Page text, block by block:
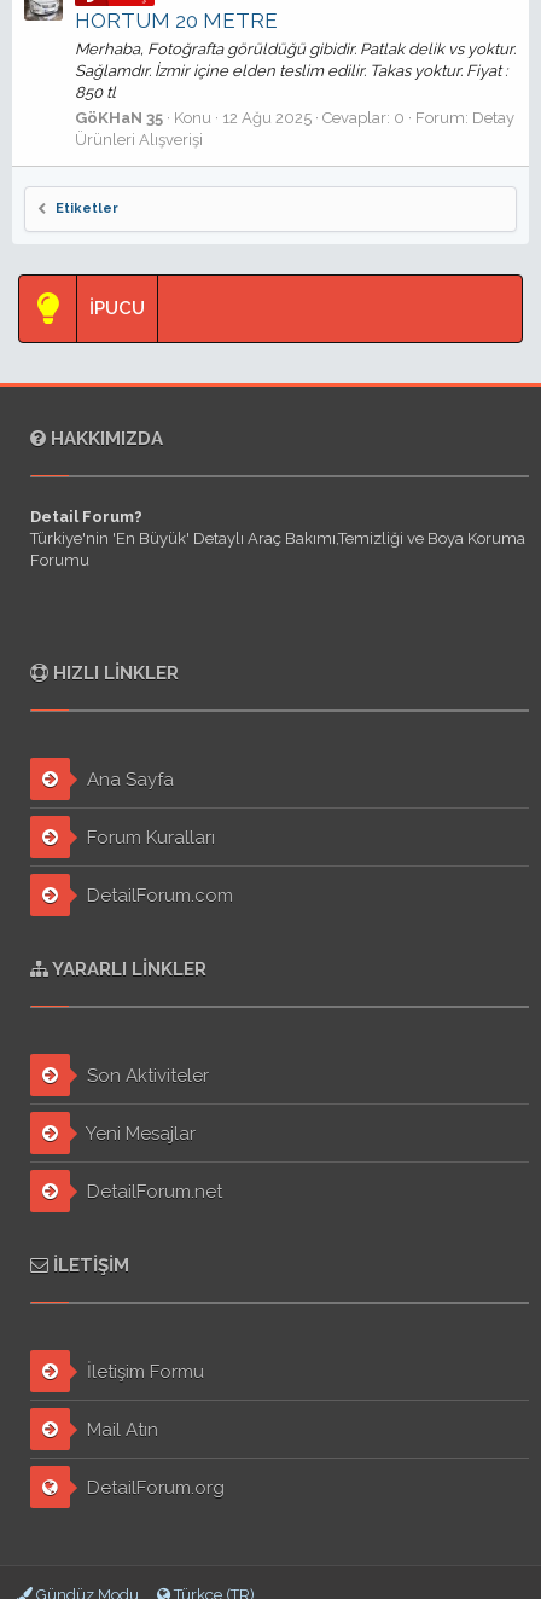
HORTUM 20 METRE
Merhaba, Fotoğrafta görüldüğü gibidir. Patlak delik vs yoktur.
Sağlamdır. İzmir içine elden teslim edilir. Takas yoktur. Fiyat :
850 tl
GöKHaN 35
Konu 12 Ağu 2025 Cevaplar: 0 Forum: Detay
Ürünleri Alışverişi
Etiketler
İPUCU
HAKKIMIZDA
Detail Forum?
Türkiye'nin 'En Büyük' Detaylı Araç Bakımı,Temizliği ve Boya Koruma
Forumu
HIZLI LINKLER
Ana Sayfa
Forum Kuralları
DetailForum.com
YARARLI LINKLER
Son Aktiviteler
Yeni Mesajlar
DetailForum.net
İLETIŞIM
İletişim Formu
Mail Atın
DetailForum.org
Gündüz Modu Türkçe (TR)